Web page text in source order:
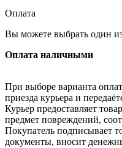
Оплата
Вы можете выбрать один
Оплата наличными
При выборе варианта
приезда курьера и
Курьер предоставляет
предмет повреждений,
Покупатель подписывает
документы, вносит